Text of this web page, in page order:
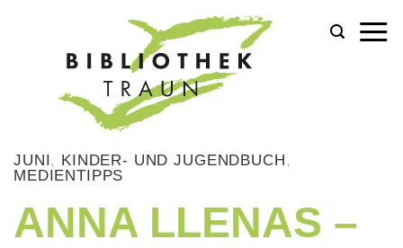
JUNI, KINDER- UND JUGENDBUCH,
MEDIENTIPPS
ANNA LLENAS –